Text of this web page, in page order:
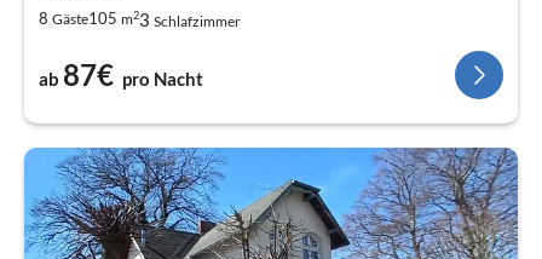
8 Gäste105 m23 Schlafzimmer
ab 87€ pro Nacht